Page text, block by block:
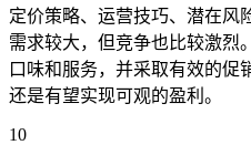
定价策略、运营技巧、潜在风
需求较大，但竞争也比较激烈
口味和服务，并采取有效的促
还是有望实现可观的盈利。
10